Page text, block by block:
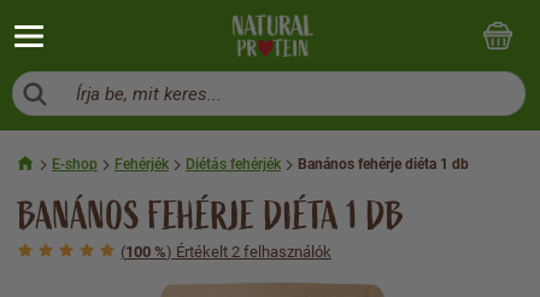
Írja be, mit keres...
E-shop Fehérjék Diétás fehérjék Banános fehérje diéta 1 db
BANÁNOS FEHÉRJE DIÉTA 1 DB
(100 %) Értékelt 2 felhasználók